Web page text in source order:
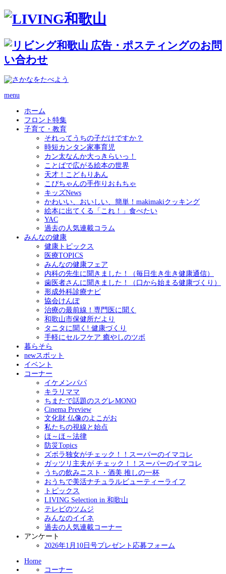
menu
ホーム
フロント特集
子育て・教育
それってうちの子だけですか？
時短カンタン家事育児
カン太なんか大っきらいっ！
ことばで広がる絵本の世界
天才！こどもりあん
こぴちゃんの手作りおもちゃ
キッズNews
かわいい、おいしい、簡単！makimakiクッキング
絵本に出てくる「これ！」食べたい
YAC
過去の人気連載コラム
みんなの健康
健康トピックス
医療TOPICS
みんなの健康フェア
内科の先生に聞きました！（毎日生き生き健康通信）
歯医者さんに聞きました！（口から始まる健康づくり）
形成外科診療ナビ
協会けんぽ
治療の最前線！専門医に聞く
和歌山市保健所だより
タニタに聞く! 健康づくり
手軽にセルフケア 癒やしのツボ
暮らそら
newスポット
イベント
コーナー
イケメンパパ
キラリママ
ちまたで話題のスグレMONO
Cinema Preview
文化財 仏像のよこがお
私たちの視線と始点
ほ～ほ～法律
防災Topics
ズボラ独女がチェック！！スーパーのイマコレ
ガッツリ主夫が チェック！！スーパーのイマコレ
うちの飲みニスト・酒美 推しの一杯
おうちで美活ナチュラルビューティーライフ
トピックス
LIVING Selection in 和歌山
テレビのツムジ
みんなのイイネ
過去の人気連載コーナー
アンケート
2026年1月10日号プレゼント応募フォーム
Home
コーナー